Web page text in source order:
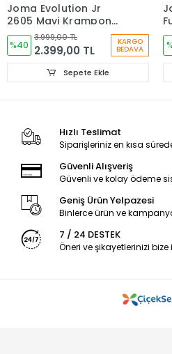
Joma Evolution Jr
2605 Mavi Krampon
EVJS2605FG
%40
3.999,00 TL
2.399,00 TL
KARGO
BEDAVA
Sepete Ekle
Hızlı Teslimat
Siparişleriniz en kısa
Güvenli Alışveriş
Güvenli ve kolay ödeme
Geniş Ürün Yelpazesi
Binlerce ürün ve
7 / 24 DESTEK
Öneri ve şikayetlerinizi bize